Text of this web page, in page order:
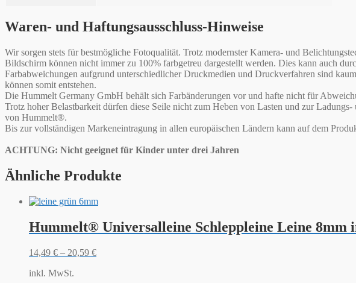
Waren- und Haftungsausschluss-Hinweise
Wir sorgen stets für bestmögliche Fotoqualität. Trotz modernster Kamera- und
Bildschirm können nicht immer zu 100% farbgetreu dargestellt werden. Dies kann auch
Farbabweichungen aufgrund unterschiedlicher Druckmedien und Druckverfahren sind
können somit entstehen.
Die Hummelt Germany GmbH behält sich Farbänderungen vor und hafte nicht für
Trotz hoher Belastbarkeit dürfen diese Seile nicht zum Heben von Lasten und zur
von Hummelt®.
Bis zur vollständigen Markeneintragung in allen europäischen Ländern kann auf dem
ACHTUNG: Nicht geeignet für Kinder unter drei Jahren
Ähnliche Produkte
Hummelt® Universalleine Schleppleine Leine 8mm
14,49 € – 20,59 €
inkl. MwSt.